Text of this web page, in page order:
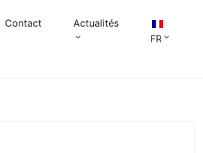
Contact
Actualités
FR